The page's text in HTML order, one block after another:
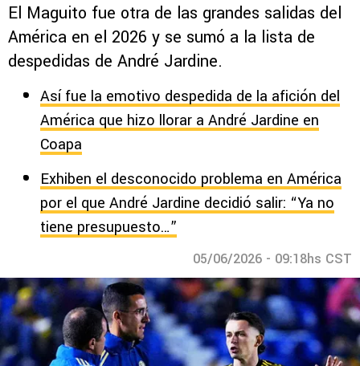
El Maguito fue otra de las grandes salidas del
América en el 2026 y se sumó a la lista de
despedidas de André Jardine.
Así fue la emotivo despedida de la afición del
América que hizo llorar a André Jardine en
Coapa
Exhiben el desconocido problema en América
por el que André Jardine decidió salir: “Ya no
tiene presupuesto…”
05/06/2026 - 09:18hs CST